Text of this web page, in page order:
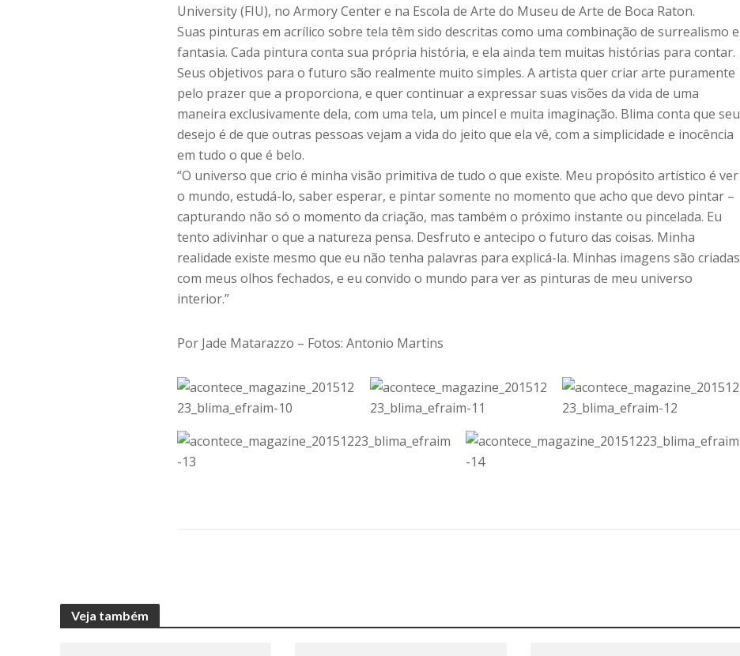
University (FIU), no Armory Center e na Escola de Arte do Museu de Arte de Boca Raton.
Suas pinturas em acrílico sobre tela têm sido descritas como uma combinação de surrealismo e
fantasia. Cada pintura conta sua própria história, e ela ainda tem muitas histórias para contar.
Seus objetivos para o futuro são realmente muito simples. A artista quer criar arte puramente
pelo prazer que a proporciona, e quer continuar a expressar suas visões da vida de uma
maneira exclusivamente dela, com uma tela, um pincel e muita imaginação. Blima conta que seu
desejo é de que outras pessoas vejam a vida do jeito que ela vê, com a simplicidade e inocência
em tudo o que é belo.
“O universo que crio é minha visão primitiva de tudo o que existe. Meu propósito artístico é ver
o mundo, estudá-lo, saber esperar, e pintar somente no momento que acho que devo pintar –
capturando não só o momento da criação, mas também o próximo instante ou pincelada. Eu
tento adivinhar o que a natureza pensa. Desfruto e antecipo o futuro das coisas. Minha
realidade existe mesmo que eu não tenha palavras para explicá-la. Minhas imagens são criadas
com meus olhos fechados, e eu convido o mundo para ver as pinturas de meu universo
interior.”
Por Jade Matarazzo – Fotos: Antonio Martins
Veja também